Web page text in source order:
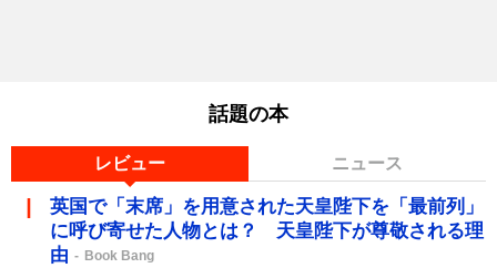
話題の本
レビュー ニュース
英国で「末席」を用意された天皇陛下を「最前列」
に呼び寄せた人物とは？ 天皇陛下が尊敬される理
由
Book Bang